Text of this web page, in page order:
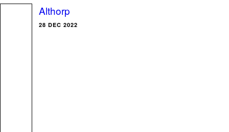
Althorp
28 DEC 2022